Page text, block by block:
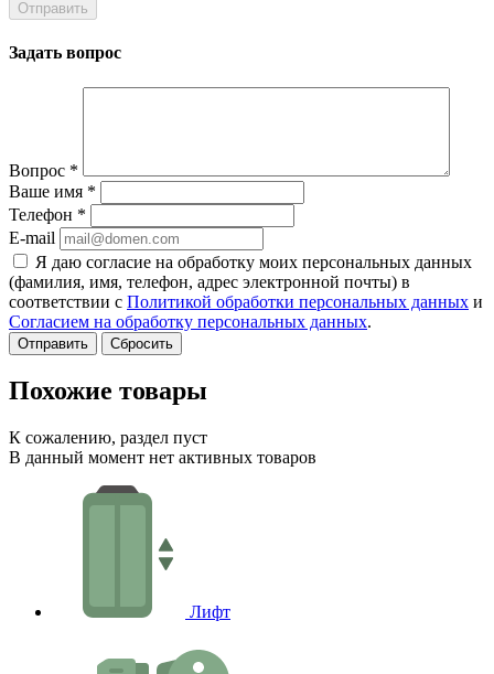
Задать вопрос
Вопрос *
Ваше имя *
Телефон *
E-mail
Я даю согласие на обработку моих персональных данных
(фамилия, имя, телефон, адрес электронной почты) в
соответствии с Политикой обработки персональных данных и
Согласием на обработку персональных данных.
Сбросить
Похожие товары
К сожалению, раздел пуст
В данный момент нет активных товаров
Лифт